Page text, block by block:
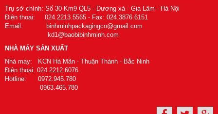
Trụ sở chính: Số 30 Km9 QL5 - Dương xá - Gia Lâm - Hà Nội
Điện thoại: 024.2213.5565 - Fax: 024.3876.6151
Email: binhminhpackagingco@gmail.com
kd1@baobibinhminh.com
NHÀ MÁY SẢN XUẤT
Nhà máy: KCN Hà Mãn - Thuận Thành - Bắc Ninh
Điện thoại: 024.2212.6076
Hotline: 0972.945.780
0963.465.780